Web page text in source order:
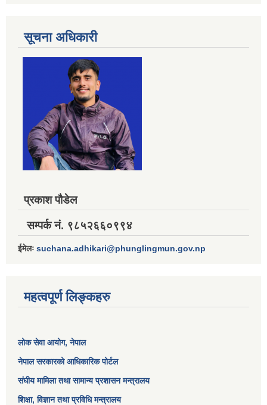
सूचना अधिकारी
प्रकाश पौडेल
सम्पर्क नं. ९८५२६६०९९४
ईमेलः suchana.adhikari@phunglingmun.gov.np
महत्वपूर्ण लिङ्कहरु
लोक सेवा आयोग, नेपाल
नेपाल सरकारको आधिकारिक पोर्टल
संघीय मामिला तथा सामान्य प्रशासन मन्त्रालय
शिक्षा, विज्ञान तथा प्रविधि मन्त्रालय